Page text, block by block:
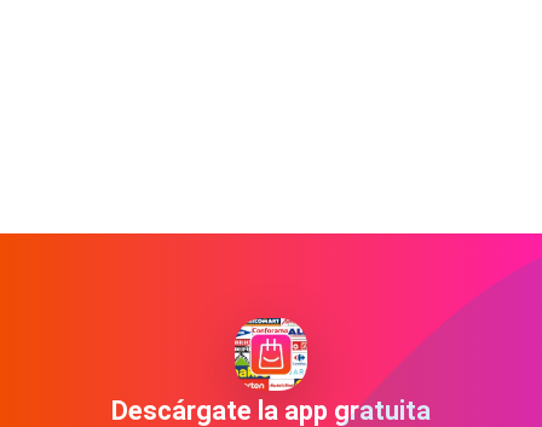
Descárgate la app gratuita